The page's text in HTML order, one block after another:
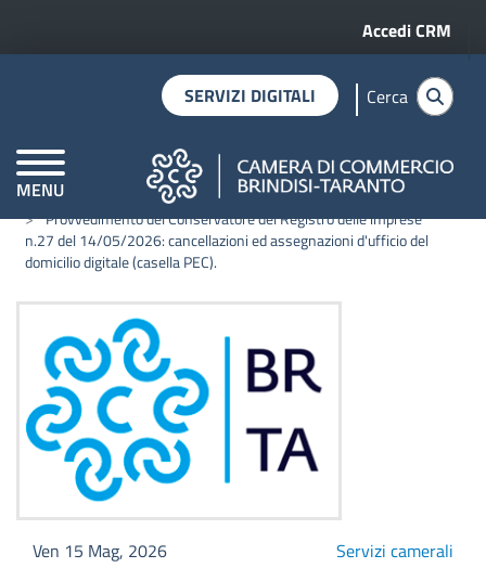
Menu
Accedi CRM
MENU
CAMERE DI COMMERCIO D'ITALIA
SERVIZI DIGITALI Cerca
Home
Provvedimento del Conservatore del Registro delle imprese
n.27 del 14/05/2026: cancellazioni ed assegnazioni d'ufficio del
domicilio digitale (casella PEC).
Ven 15 Mag, 2026 Servizi camerali